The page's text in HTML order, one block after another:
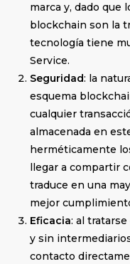
marca y, dado que
blockchain son la
tecnología tiene
Service.
Seguridad: la
esquema
cualquier
almacenada en
herméticamente
llegar a compartir
traduce en una
mejor
Eficacia: al
y sin
contacto